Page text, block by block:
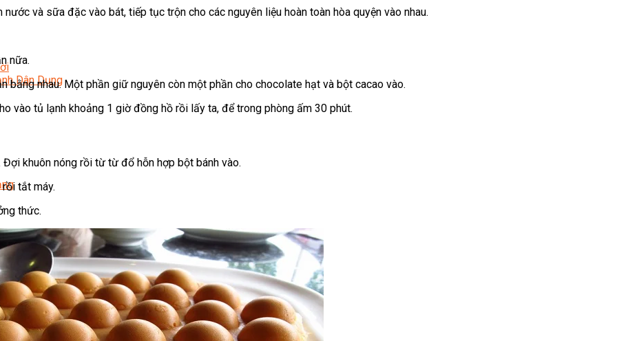
Dân Dụng
và sữa đặc vào bát, tiếp tục trộn cho các nguyên liệu hoàn toàn hòa quyện vào nhau.
nữa.
bằng nhau. Một phần giữ nguyên còn một phần cho chocolate hạt và bột cacao vào.
vào tủ lạnh khoảng 1 giờ đồng hồ rồi lấy ta, để trong phòng ấm 30 phút.
khuôn nóng rồi từ từ đổ hỗn hợp bột bánh vào.
tắt máy.
thức.